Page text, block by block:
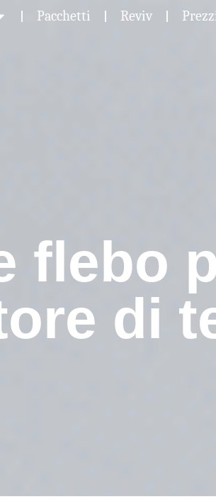
Pacchetti Reviv
flebo
di